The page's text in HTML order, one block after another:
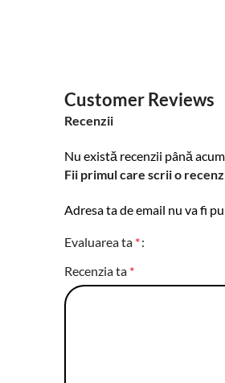
Customer Reviews
Recenzii
Nu există recenzii până acum.
Fii primul care scrii o
Adresa ta de email nu va fi
Evaluarea ta *
Recenzia ta *